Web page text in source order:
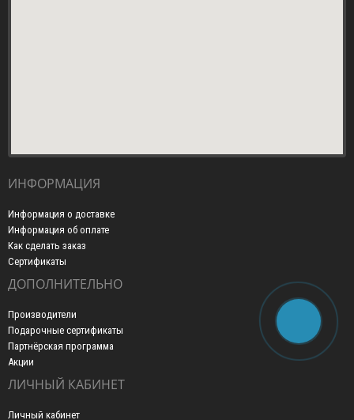
ИНФОРМАЦИЯ
Информация о доставке
Информация об оплате
Как сделать заказ
Сертификаты
ДОПОЛНИТЕЛЬНО
Производители
Подарочные сертификаты
Партнёрская программа
Акции
ЛИЧНЫЙ КАБИНЕТ
Личный кабинет